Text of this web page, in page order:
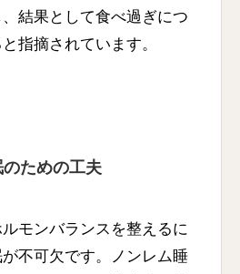
結果として食べ過ぎにつ
指摘されています。
ための工夫
モンバランスを整えるに
不可欠です。ノンレム睡